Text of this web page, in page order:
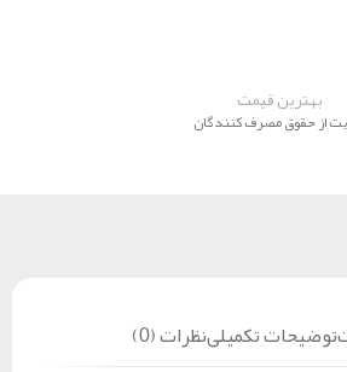
بهترین قیمت
از حقوق مصرف کنندگان
توضیحات تکمیلینظرات (0)